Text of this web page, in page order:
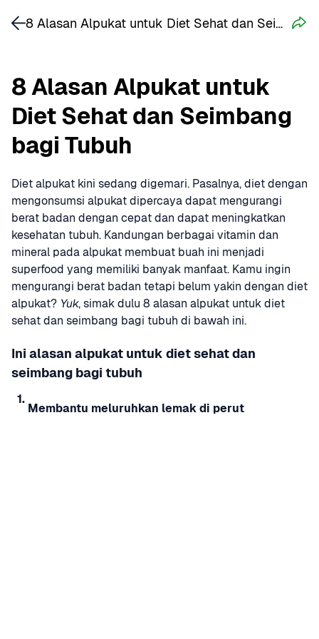
8 Alasan Alpukat untuk
Diet Sehat dan Seimbang
bagi Tubuh
Diet alpukat kini sedang digemari. Pasalnya, diet dengan
mengonsumsi alpukat dipercaya dapat mengurangi
berat badan dengan cepat dan dapat meningkatkan
kesehatan tubuh. Kandungan berbagai vitamin dan
mineral pada alpukat membuat buah ini menjadi
superfood yang memiliki banyak manfaat. Kamu ingin
mengurangi berat badan tetapi belum yakin dengan diet
alpukat? Yuk, simak dulu 8 alasan alpukat untuk diet
sehat dan seimbang bagi tubuh di bawah ini.
Ini alasan alpukat untuk diet sehat dan
seimbang bagi tubuh
1.
Membantu meluruhkan lemak di perut
8 Alasan Alpukat untuk Diet Sehat dan Seimbang bagi Tubuh